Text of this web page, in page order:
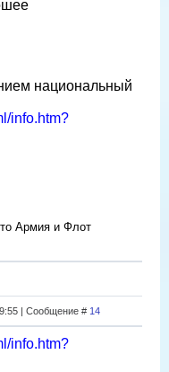
национальный
info.htm?
Армия и Флот
| Сообщение # 14
info.htm?